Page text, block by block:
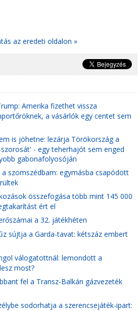
az eredeti oldalon »
Amerika fizethet vissza
a vásárlók egy centet sem
is jöhetne: lezárja Törökország a
- egy teherhajót sem enged
gabonafolyosóján
szomszédbam: egymásba csapódott
összefogása több mint 145 000
ért el
a 32. játékhéten
sújtja a Garda-tavat: kétszáz embert
válogatottnál: lemondott a
most?
fel a Transz-Balkán gázvezeték
sodorhatja a szerencsejáték-ipart: